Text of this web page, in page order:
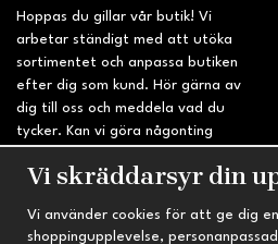
Hoppas du gillar vår butik! Vi
arbetar ständigt med att utöka
sortimentet och anpassa butiken
efter dig som kund. Hör gärna av
dig till oss och meddela vad du
tycker. Kan vi göra någonting
sidan?
INFORMATION TRYGG HANDEL
Vi skräddarsyr din
Vi använder cookies för att ge dig
shoppingupplevelse,